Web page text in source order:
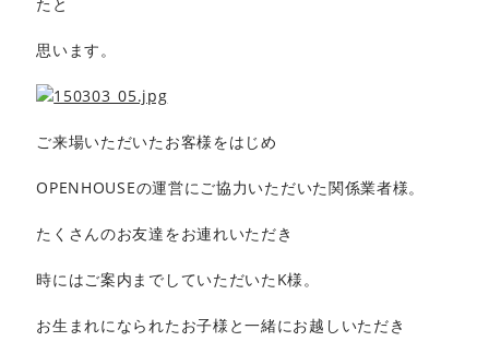
思います。
ご来場いただいたお客様をはじめ
OPENHOUSEの運営にご協力いただいた関係業者様。
たくさんのお友達をお連れいただき
時にはご案内までしていただいたK様。
お生まれになられたお子様と一緒にお越しいただき